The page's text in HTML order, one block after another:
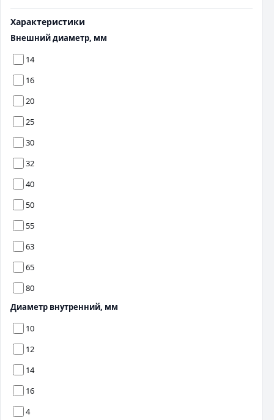
Характеристики
Внешний диаметр, мм
14
16
20
25
30
32
40
50
55
63
65
80
Диаметр внутренний, мм
10
12
14
16
4